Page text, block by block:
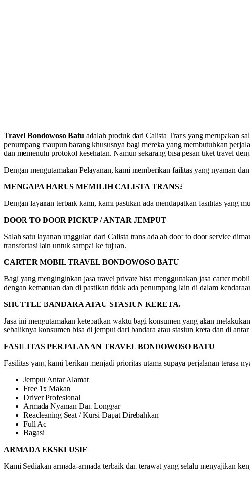
Travel Bondowoso Batu adalah produk dari Calista Trans yang merupakan
penumpang maupun barang khususnya bagi mereka yang membutuhkan
dan memenuhi protokol kesehatan. Namun sekarang bisa pesan tiket travel
Dengan mengutamakan Pelayanan, kami memberikan failitas yang nyaman
MENGAPA HARUS MEMILIH CALISTA TRANS?
Dengan layanan terbaik kami, kami pastikan ada mendapatkan fasilitas yang
DOOR TO DOOR PICKUP / ANTAR JEMPUT
Salah satu layanan unggulan dari Calista trans adalah door to door service
transfortasi lain untuk sampai ke tujuan.
CARTER MOBIL TRAVEL BONDOWOSO BATU
Bagi yang menginginkan jasa travel private bisa menggunakan jasa carter
dengan kemanuan dan di pastikan tidak ada penumpang lain di dalam
SHUTTLE BANDARA ATAU STASIUN KERETA.
Jasa ini mengutamakan ketepatkan waktu bagi konsumen yang akan
sebaliknya konsumen bisa di jemput dari bandara atau stasiun kreta dan di
FASILITAS PERJALANAN TRAVEL BONDOWOSO BATU
Fasilitas yang kami berikan menjadi prioritas utama supaya perjalanan terasa
Jemput Antar Alamat
Free 1x Makan
Driver Profesional
Armada Nyaman Dan Longgar
Reacleaning Seat / Kursi Dapat Direbahkan
Full Ac
Bagasi
ARMADA EKSKLUSIF
Kami Sediakan armada-armada terbaik dan terawat yang selalu menyajikan